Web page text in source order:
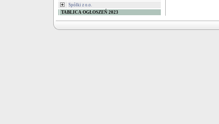
Spółki z o.o.
TABLICA OGŁOSZEŃ 2023